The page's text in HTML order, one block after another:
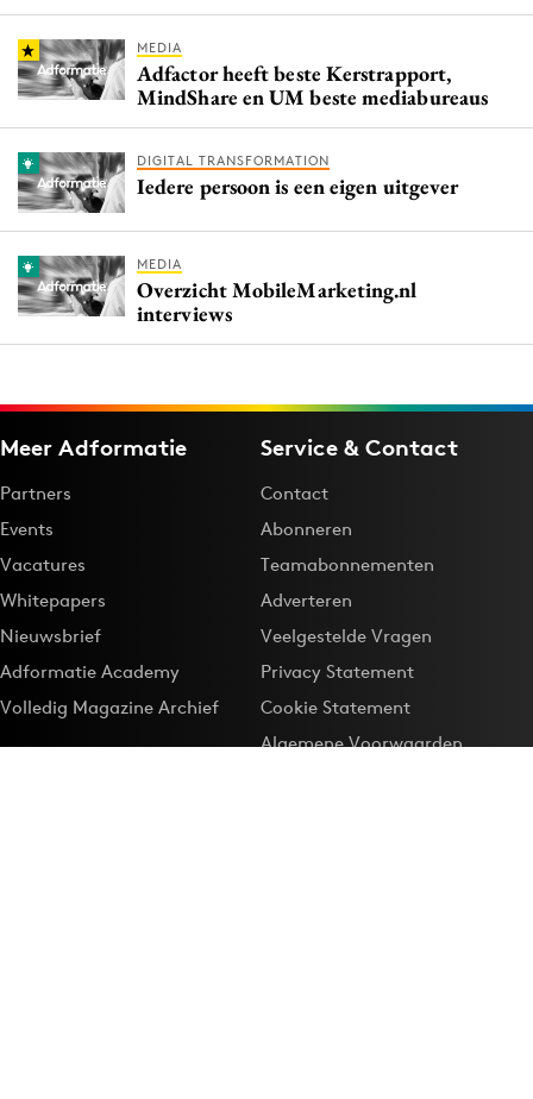
MEDIA
Adfactor heeft beste Kerstrapport,
MindShare en UM beste mediabureaus
DIGITAL TRANSFORMATION
Iedere persoon is een eigen uitgever
MEDIA
Overzicht MobileMarketing.nl
interviews
Meer Adformatie
Partners
Events
Vacatures
Whitepapers
Nieuwsbrief
Adformatie Academy
Volledig Magazine Archief
Service & Contact
Contact
Abonneren
Teamabonnementen
Adverteren
Veelgestelde Vragen
Privacy Statement
Cookie Statement
Algemene Voorwaarden